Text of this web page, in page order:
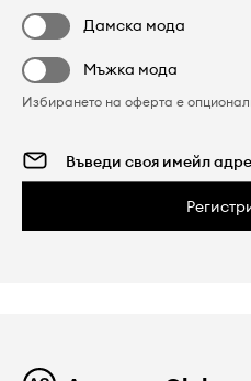
Дамска мода
Мъжка мода
Избирането на оферта е